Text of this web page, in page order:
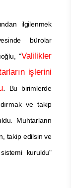
ilgilenmek
bürolar
"Valilikler
işlerini
. Bu birimlerde
ve takip
Muhtarların
takip edilsin ve
kuruldu"